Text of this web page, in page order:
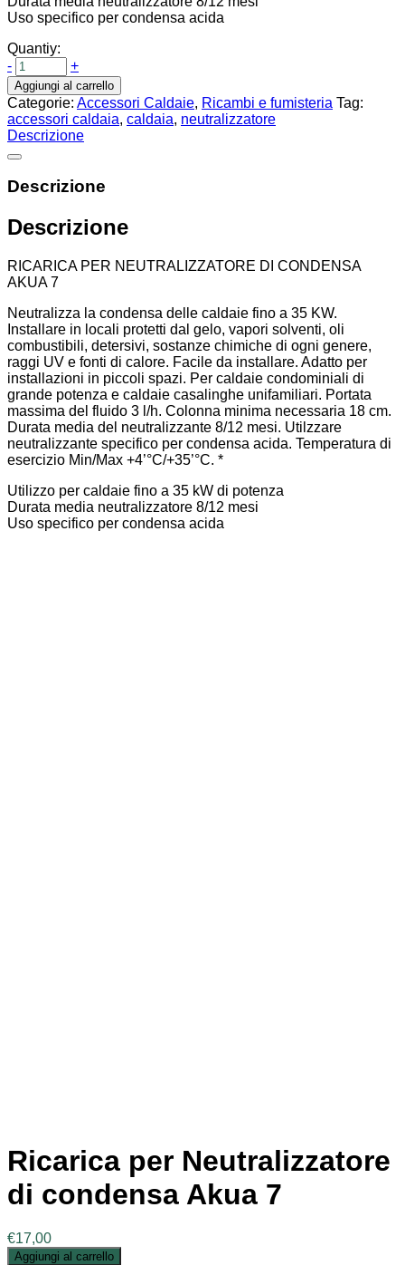
Uso specifico per condensa acida
Quantiy:
-
+
Aggiungi al carrello
Categorie: Accessori Caldaie, Ricambi e fumisteria Tag:
accessori caldaia, caldaia, neutralizzatore
Descrizione
Descrizione
Descrizione
RICARICA PER NEUTRALIZZATORE DI CONDENSA
AKUA 7
Neutralizza la condensa delle caldaie fino a 35 KW.
Installare in locali protetti dal gelo, vapori solventi, oli
combustibili, detersivi, sostanze chimiche di ogni genere,
raggi UV e fonti di calore. Facile da installare. Adatto per
installazioni in piccoli spazi. Per caldaie condominiali di
grande potenza e caldaie casalinghe unifamiliari. Portata
massima del fluido 3 l/h. Colonna minima necessaria 18 cm.
Durata media del neutralizzante 8/12 mesi. Utilzzare
neutralizzante specifico per condensa acida. Temperatura di
esercizio Min/Max +4’°C/+35’°C. *
Utilizzo per caldaie fino a 35 kW di potenza
Durata media neutralizzatore 8/12 mesi
Uso specifico per condensa acida
Ricarica per Neutralizzatore
di condensa Akua 7
€17,00
Aggiungi al carrello